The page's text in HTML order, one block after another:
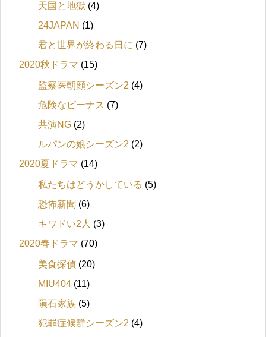
天国と地獄 (4)
24JAPAN (1)
君と世界が終わる日に (7)
2020秋ドラマ (15)
監察医朝顔シーズン2 (4)
危険なビーナス (7)
共演NG (2)
ルパンの娘シーズン2 (2)
2020夏ドラマ (14)
私たちはどうかしている (5)
恐怖新聞 (6)
キワドい2人 (3)
2020春ドラマ (70)
美食探偵 (20)
MIU404 (11)
隕石家族 (5)
犯罪症候群シーズン2 (4)